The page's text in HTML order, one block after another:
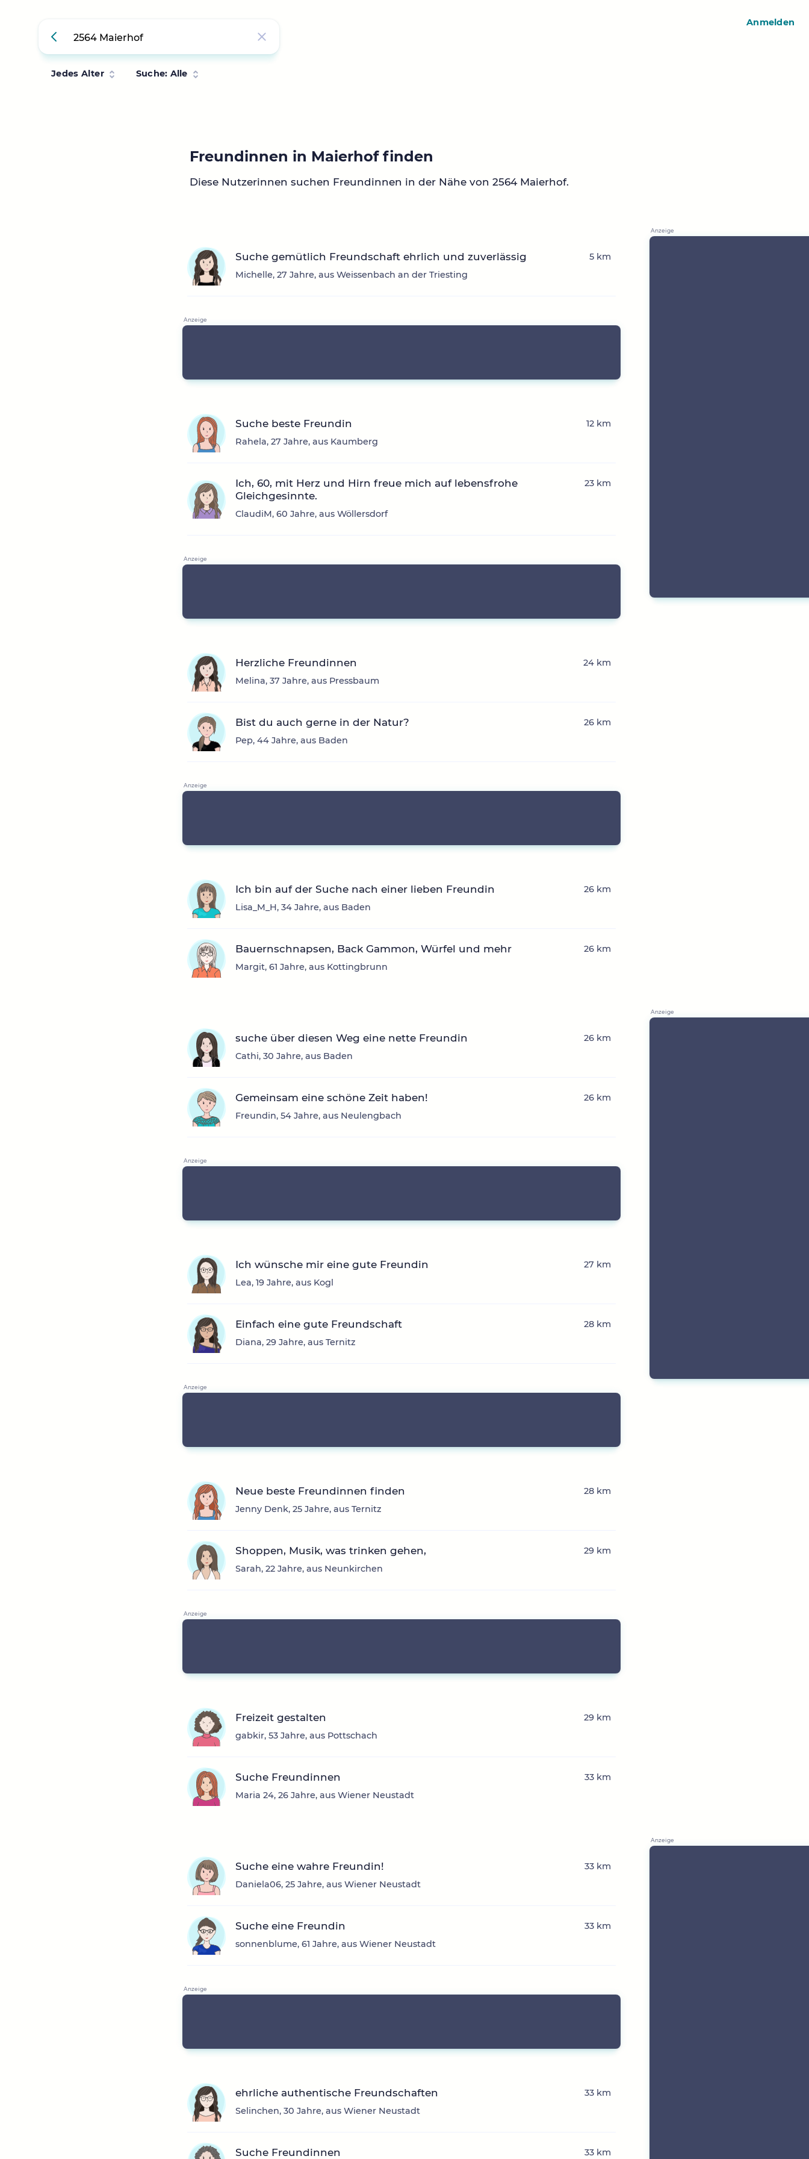
Jedes Alter Suche: Alle
Freundinnen in Maierhof finden
Diese Nutzerinnen suchen Freundinnen in der Nähe von 2564 Maierhof.
Suche gemütlich Freundschaft ehrlich und zuverlässig
Michelle, 27 Jahre, aus Weissenbach an der Triesting
5 km
Suche beste Freundin
Rahela, 27 Jahre, aus Kaumberg
12 km
Ich, 60, mit Herz und Hirn freue mich auf lebensfrohe
Gleichgesinnte.
ClaudiM, 60 Jahre, aus Wöllersdorf
23 km
Herzliche Freundinnen
Melina, 37 Jahre, aus Pressbaum
24 km
Bist du auch gerne in der Natur?
Pep, 44 Jahre, aus Baden
26 km
Ich bin auf der Suche nach einer lieben Freundin
Lisa_M_H, 34 Jahre, aus Baden
26 km
Bauernschnapsen, Back Gammon, Würfel und mehr
Margit, 61 Jahre, aus Kottingbrunn
26 km
suche über diesen Weg eine nette Freundin
Cathi, 30 Jahre, aus Baden
26 km
Gemeinsam eine schöne Zeit haben!
Freundin, 54 Jahre, aus Neulengbach
26 km
Ich wünsche mir eine gute Freundin
Lea, 19 Jahre, aus Kogl
27 km
Einfach eine gute Freundschaft
Diana, 29 Jahre, aus Ternitz
28 km
Neue beste Freundinnen finden
Jenny Denk, 25 Jahre, aus Ternitz
28 km
Shoppen, Musik, was trinken gehen,
Sarah, 22 Jahre, aus Neunkirchen
29 km
Freizeit gestalten
gabkir, 53 Jahre, aus Pottschach
29 km
Suche Freundinnen
Maria 24, 26 Jahre, aus Wiener Neustadt
33 km
Suche eine wahre Freundin!
Daniela06, 25 Jahre, aus Wiener Neustadt
33 km
Suche eine Freundin
sonnenblume, 61 Jahre, aus Wiener Neustadt
33 km
ehrliche authentische Freundschaften
Selinchen, 30 Jahre, aus Wiener Neustadt
33 km
Suche Freundinnen 33 km
Anmelden